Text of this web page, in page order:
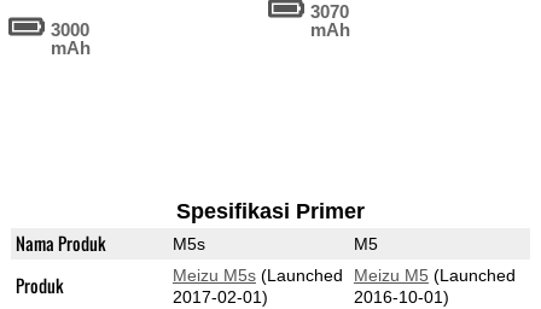
3000
mAh
3070
mAh
Spesifikasi Primer
Nama Produk M5s M5
Produk Meizu M5s(Launched
2017-02-01)
Meizu M5 (Launched
2016-10-01)